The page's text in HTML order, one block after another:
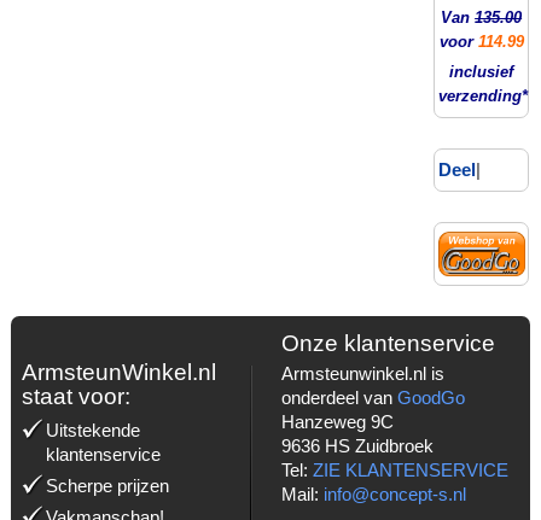
Van135.00
voor 114.99
inclusief
verzending*
Deel|
ArmsteunWinkel.nl
staat voor:
Uitstekende
klantenservice
Scherpe prijzen
Onze klantenservice
Armsteunwinkel.nl is
onderdeel van GoodGo
Hanzeweg 9C
9636 HS Zuidbroek
Tel: ZIE KLANTENSERVICE
Mail: info@concept-s.nl